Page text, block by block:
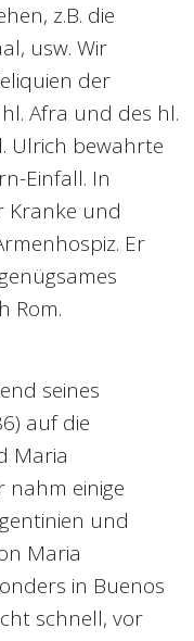
z.B. die
usw. Wir
der
Afra und des hl.
Ulrich bewahrte
Einfall. In
Kranke und
Er
Rom.
seines
auf die
Maria
nahm einige
und
Maria
in Buenos
schnell, vor